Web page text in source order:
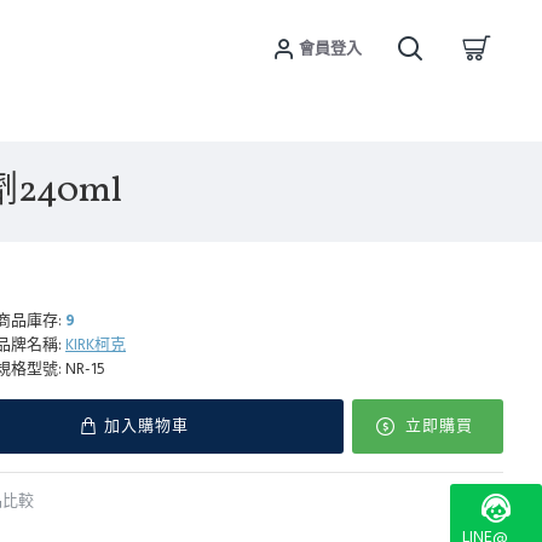
會員登入
240ml
品庫存: 9
牌名稱: KIRK柯克
格型號: NR-15
加入購物車 立即購買
較
LINE@